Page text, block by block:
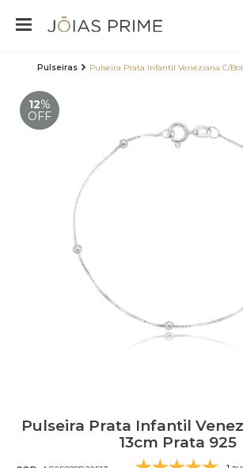
Pulseiras Pulseira Prata Infantil Veneziana C/
12%
OFF
Pulseira Prata Infantil
13cm Prata 925